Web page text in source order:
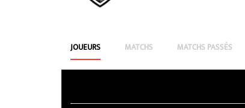
JOUEURS MATCHS MATCHS PASSÉS